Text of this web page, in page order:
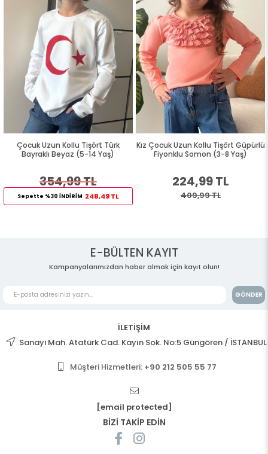
Çocuk Uzun Kollu Tişört Türk
Bayraklı Beyaz (5-14 Yaş)
354,99 TL
Sepette %30 İNDİRİM 248,49 TL
Kız Çocuk Uzun Kollu Tişört Güpürlü
Fiyonklu Somon (3-8 Yaş)
224,99 TL
409,99 TL
E-BÜLTEN KAYIT
Kampanyalarımızdan haber almak için kayıt olun!
GÖNDER
İLETİŞİM
Sanayi Mah. Atatürk Cad. Kayın Sok. No:5 Güngören / İSTANBUL
Müşteri Hizmetleri: +90 212 505 55 77
[email protected]
BİZİ TAKİP EDİN